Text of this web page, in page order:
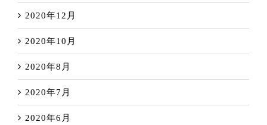
2020年12月
2020年10月
2020年8月
2020年7月
2020年6月